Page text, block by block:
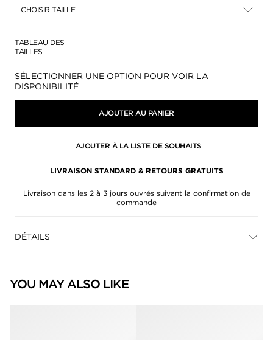
CHOISIR TAILLE
TABLEAU DES
TAILLES
Disponibilité:
SÉLECTIONNER UNE OPTION POUR VOIR LA
DISPONIBILITÉ
AJOUTER AU PANIER
AJOUTER À LA LISTE DE SOUHAITS
LIVRAISON STANDARD & RETOURS GRATUITS
Livraison dans les 2 à 3 jours ouvrés suivant la confirmation de
commande
DÉTAILS
YOU MAY ALSO LIKE